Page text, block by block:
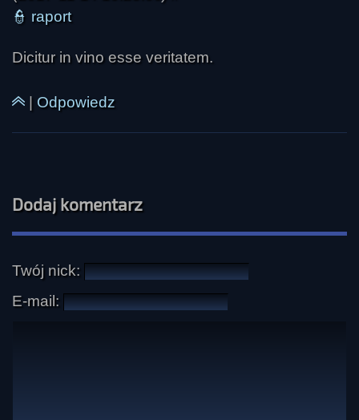
👮 raport
Dicitur in vino esse veritatem.
Odpowiedz
Dodaj komentarz
Twój nick:
E-mail: